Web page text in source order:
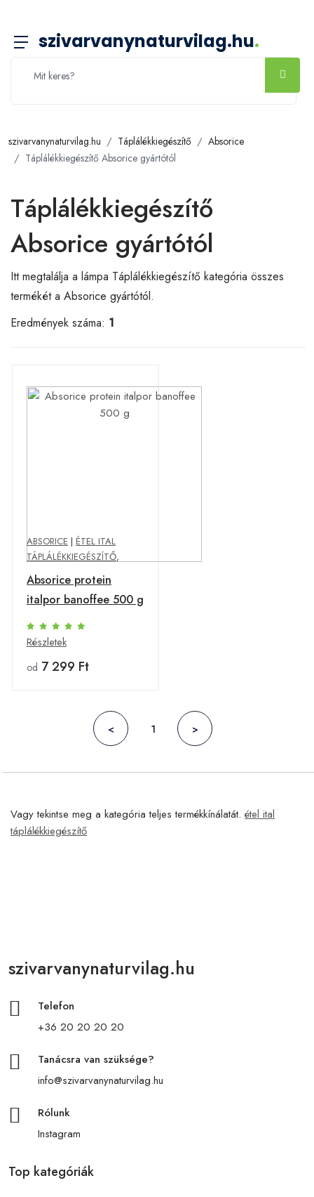
szivarvanynaturvilag.hu.
szivarvanynaturvilag.hu Táplálékkiegészítő
Absorice
Táplálékkiegészítő Absorice gyártótól
Táplálékkiegészítő
Absorice gyártótól
Itt megtalálja a lámpa Táplálékkiegészítő kategória összes
termékét a Absorice gyártótól.
Eredmények száma: 1
ABSORICE | ÉTEL ITAL
TÁPLÁLÉKKIEGÉSZÍTŐ,
Absorice protein
italpor banoffee 500 g
Részletek
od 7 299 Ft
< 1 >
Vagy tekintse meg a kategória teljes termékkínálatát. étel ital
táplálékkiegészítő
szivarvanynaturvilag.hu
Telefon
+36 20 20 20 20
Tanácsra van szüksége?
info@szivarvanynaturvilag.hu
Rólunk
Instagram
Top kategóriák